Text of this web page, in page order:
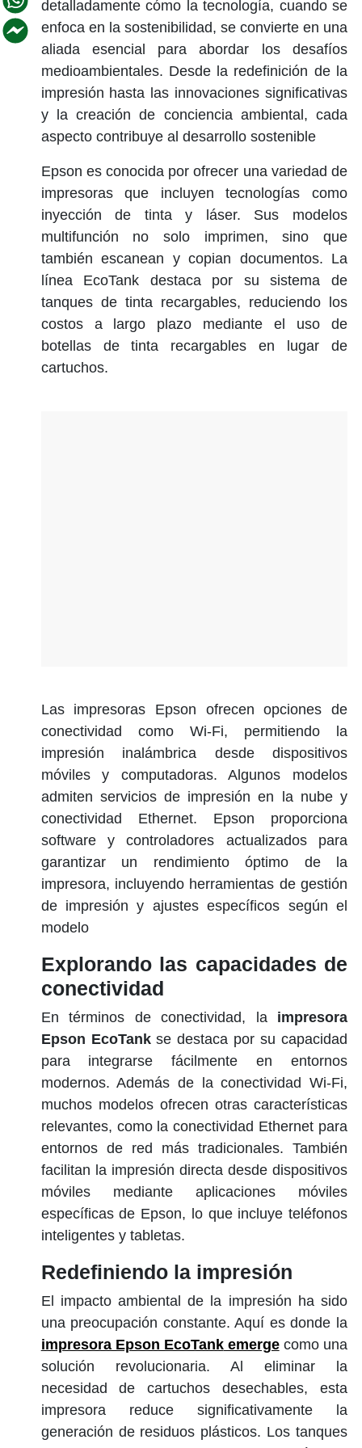
detalladamente cómo la tecnología, cuando se
enfoca en la sostenibilidad, se convierte en una
aliada esencial para abordar los desafíos
medioambientales. Desde la redefinición de la
impresión hasta las innovaciones significativas
y la creación de conciencia ambiental, cada
aspecto contribuye al desarrollo sostenible
Epson es conocida por ofrecer una variedad de
impresoras que incluyen tecnologías como
inyección de tinta y láser. Sus modelos
multifunción no solo imprimen, sino que
también escanean y copian documentos. La
línea EcoTank destaca por su sistema de
tanques de tinta recargables, reduciendo los
costos a largo plazo mediante el uso de
botellas de tinta recargables en lugar de
cartuchos.
Las impresoras Epson ofrecen opciones de
conectividad como Wi-Fi, permitiendo la
impresión inalámbrica desde dispositivos
móviles y computadoras. Algunos modelos
admiten servicios de impresión en la nube y
conectividad Ethernet. Epson proporciona
software y controladores actualizados para
garantizar un rendimiento óptimo de la
impresora, incluyendo herramientas de gestión
de impresión y ajustes específicos según el
modelo
Explorando las capacidades de
conectividad
En términos de conectividad, la impresora
Epson EcoTankse destaca por su capacidad
para integrarse fácilmente en entornos
modernos. Además de la conectividad Wi-Fi,
muchos modelos ofrecen otras características
relevantes, como la conectividad Ethernet para
entornos de red más tradicionales. También
facilitan la impresión directa desde dispositivos
móviles mediante aplicaciones móviles
específicas de Epson, lo que incluye teléfonos
inteligentes y tabletas.
Redefiniendo la impresión
El impacto ambiental de la impresión ha sido
una preocupación constante. Aquí es donde la
impresora Epson EcoTankemergecomo una
solución revolucionaria. Al eliminar la
necesidad de cartuchos desechables, esta
impresora reduce significativamente la
generación de residuos plásticos. Los tanques